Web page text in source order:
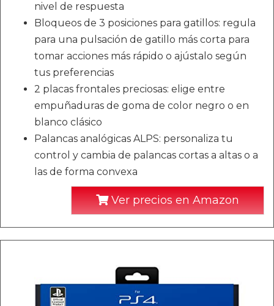
nivel de respuesta
Bloqueos de 3 posiciones para gatillos: regula
para una pulsación de gatillo más corta para
tomar acciones más rápido o ajústalo según
tus preferencias
2 placas frontales preciosas: elige entre
empuñaduras de goma de color negro o en
blanco clásico
Palancas analógicas ALPS: personaliza tu
control y cambia de palancas cortas a altas o a
las de forma convexa
Ver precios en Amazon